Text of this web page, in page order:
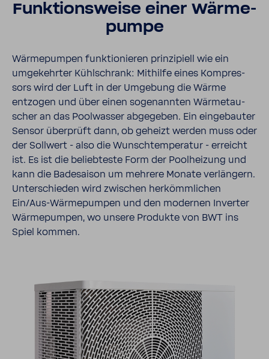
Funk­ti­ons­weise einer Wärme­
pumpe
Wärme­pumpen funk­tio­nieren prin­zi­piell wie ein
umge­kehrter Kühl­schrank: Mithilfe eines Kompres­
sors wird der Luft in der Umge­bung die Wärme
entzogen und über einen soge­nannten Wärme­tau­
scher an das Pool­wasser abge­geben. Ein einge­bauter
Sensor über­prüft dann, ob geheizt werden muss oder
der Soll­wert - also die Wunsch­tem­pe­ratur - erreicht
ist. Es ist die belieb­teste Form der Pool­hei­zung und
kann die Bade­saison um mehrere Monate verlän­gern.
Unter­schieden wird zwischen herkömm­li­chen
Ein/Aus-​Wärme­pumpen und den modernen Inverter
Wärme­pumpen, wo unsere Produkte von BWT ins
Spiel kommen.